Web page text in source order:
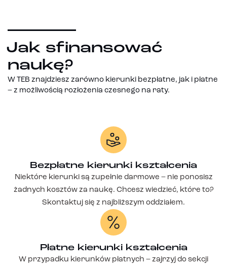
Jak sfinansować
naukę?
W TEB znajdziesz zarówno kierunki bezpłatne, jak i płatne
– z możliwością rozłożenia czesnego na raty.
Bezpłatne kierunki kształcenia
Niektóre kierunki są zupełnie darmowe – nie ponosisz
żadnych kosztów za naukę. Chcesz wiedzieć, które to?
Skontaktuj się z najbliższym oddziałem.
Płatne kierunki kształcenia
W przypadku kierunków płatnych – zajrzyj do sekcji